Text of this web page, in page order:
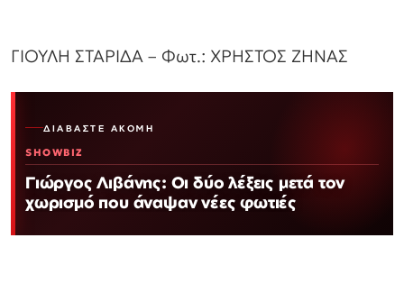
ΓΙΟΥΛΗ ΣΤΑΡΙΔΑ – Φωτ.: ΧΡΗΣΤΟΣ ΖΗΝΑΣ
ΔΙΑΒΆΣΤΕ ΑΚΌΜΗ
SHOWBIZ
Γιώργος Λιβάνης: Οι δύο λέξεις μετά τον
χωρισμό που άναψαν νέες φωτιές